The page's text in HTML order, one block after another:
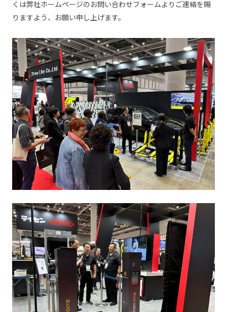
くは弊社ホームページのお問い合わせフォームよりご連絡を賜
りますよう、お願い申し上げます。